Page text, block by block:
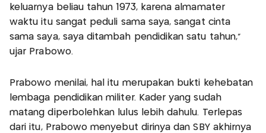
keluarnya beliau tahun 1973, karena almamater
waktu itu sangat peduli sama saya, sangat cinta
sama saya, saya ditambah pendidikan satu tahun,"
ujar Prabowo.
Prabowo menilai, hal itu merupakan bukti kehebatan
lembaga pendidikan militer. Kader yang sudah
matang diperbolehkan lulus lebih dahulu. Terlepas
dari itu, Prabowo menyebut dirinya dan SBY akhirnya